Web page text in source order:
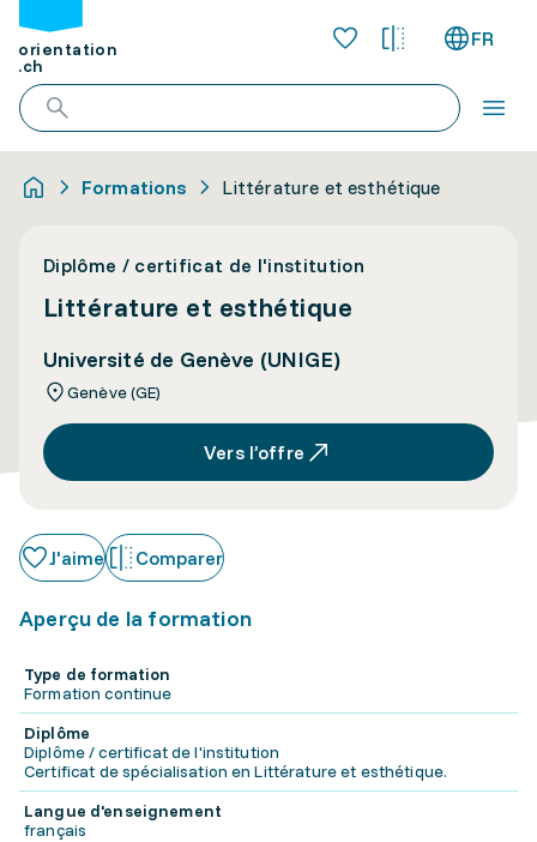
orientation
.ch
FR
Formations Littérature et esthétique
Diplôme / certificat de l'institution
Littérature et esthétique
Université de Genève (UNIGE)
Genève (GE)
Vers l’offre
J'aime Comparer
Aperçu de la formation
Type de formation
Formation continue
Diplôme
Diplôme / certificat de l'institution
Certificat de spécialisation en Littérature et esthétique.
Langue d'enseignement
français